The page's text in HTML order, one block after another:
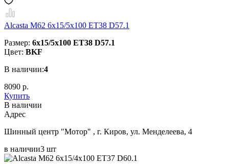
Alcasta M62 6x15/5x100 ET38 D57.1
Размер: 6x15/5x100 ET38 D57.1
Цвет: BKF
В наличии:4
8090 р.
Купить
В наличии
Aдрес
Шинный центр "Мотор" , г. Киров, ул. Менделеева, 4
в наличии3 шт